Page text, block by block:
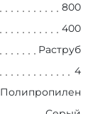
800
400
Раструб
4
Полипропилен